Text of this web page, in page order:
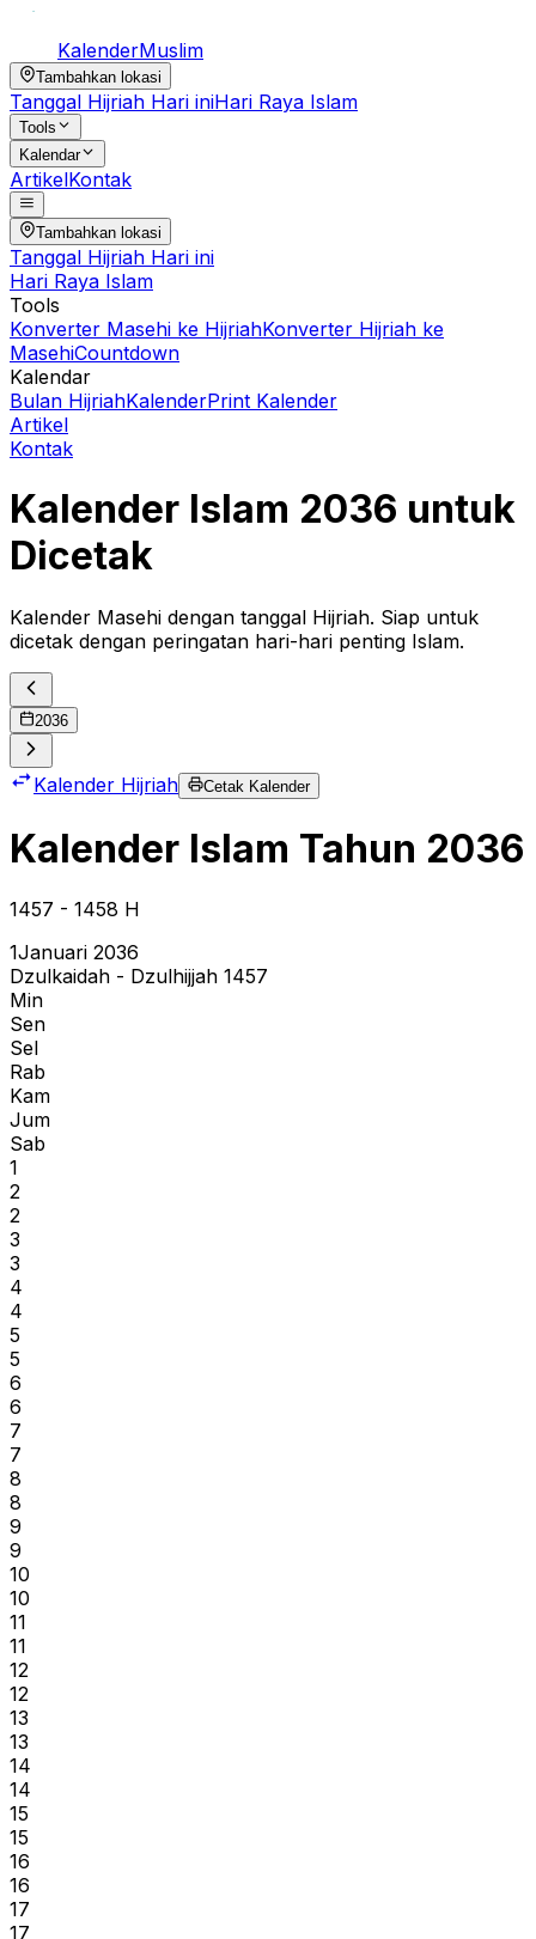
KalenderMuslim
Tambahkan lokasi
Tanggal Hijriah Hari iniHari Raya Islam
Tools
Kalendar
ArtikelKontak
Tambahkan lokasi
Tanggal Hijriah Hari ini
Hari Raya Islam
Tools
Konverter Masehi ke HijriahKonverter Hijriah ke
MasehiCountdown
Kalendar
Bulan HijriahKalenderPrint Kalender
Artikel
Kontak
Kalender Islam 2036 untuk
Dicetak
Kalender Masehi dengan tanggal Hijriah. Siap untuk
dicetak dengan peringatan hari-hari penting Islam.
2036
Kalender Hijriah Cetak Kalender
Kalender Islam Tahun 2036
1457 - 1458 H
1Januari 2036
Dzulkaidah - Dzulhijjah 1457
Min
Sen
Sel
Rab
Kam
Jum
Sab
1
2
2
3
3
4
4
5
5
6
6
7
7
8
8
9
9
10
10
11
11
12
12
13
13
14
14
15
15
16
16
17
17